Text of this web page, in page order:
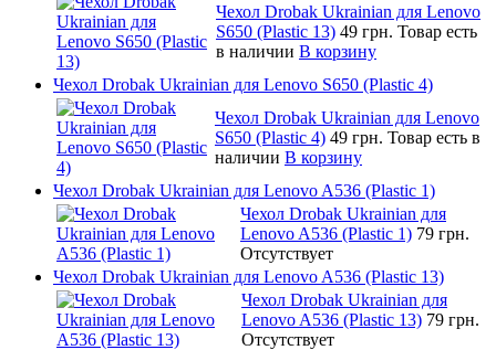
Чехол Drobak Ukrainian для Lenovo
S650 (Plastic 13) 49 грн. Товар есть
в наличии В корзину
Чехол Drobak Ukrainian для Lenovo S650 (Plastic 4)
Чехол Drobak Ukrainian для Lenovo
S650 (Plastic 4) 49 грн. Товар есть в
наличии В корзину
Чехол Drobak Ukrainian для Lenovo A536 (Plastic 1)
Чехол Drobak Ukrainian для
Lenovo A536 (Plastic 1) 79 грн.
Отсутствует
Чехол Drobak Ukrainian для Lenovo A536 (Plastic 13)
Чехол Drobak Ukrainian для
Lenovo A536 (Plastic 13) 79 грн.
Отсутствует